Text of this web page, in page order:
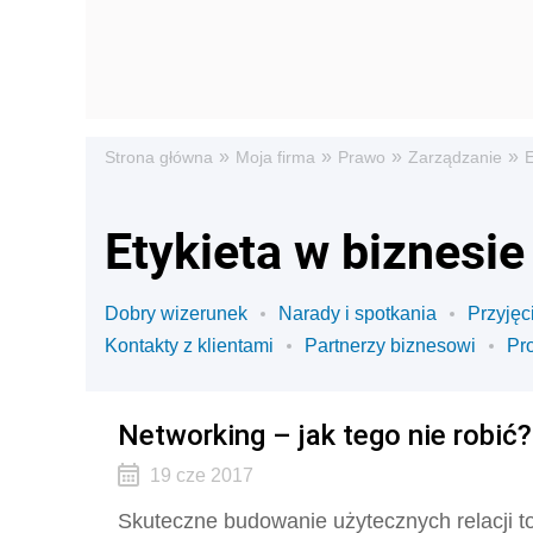
Strona główna » Moja firma » Prawo » Zarządzanie »
Etykieta w biznesie
Dobry wizerunek Narady i spotkania
Kontakty z klientami
Partnerzy biznesowi
Networking – jak tego nie robić?
19 cze 2017
Skuteczne budowanie użytecznych relacji